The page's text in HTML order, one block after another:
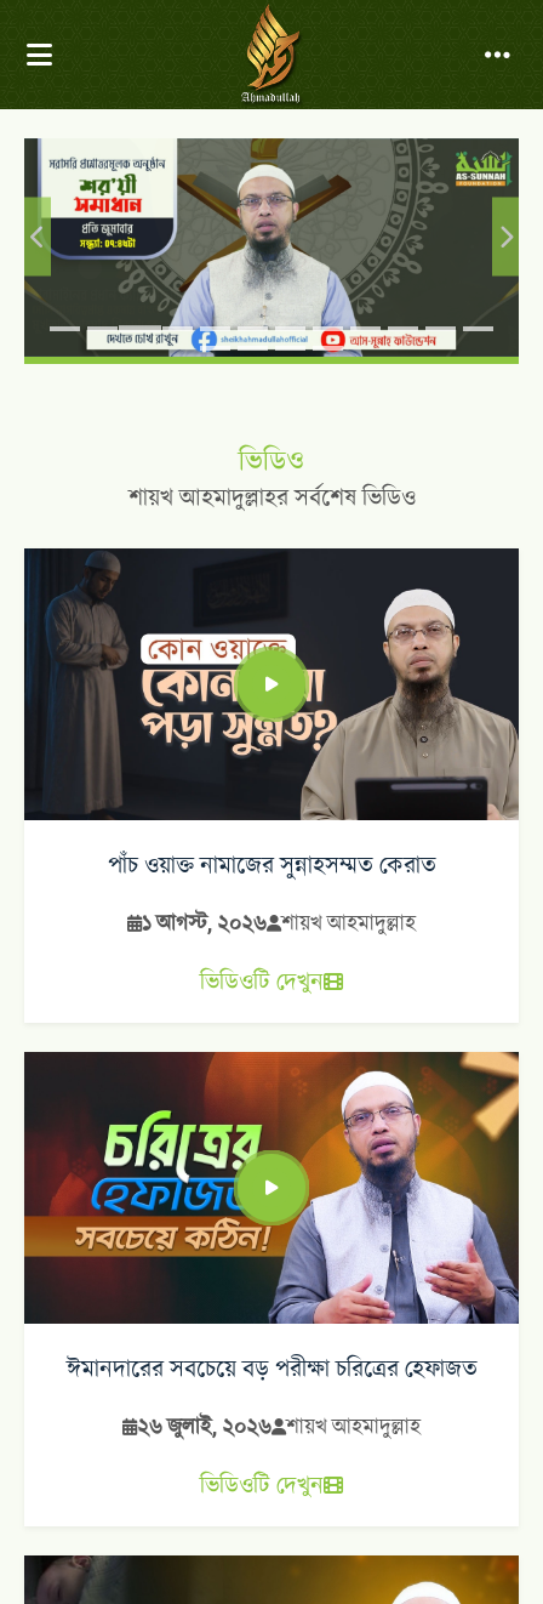
ভিডিও
শায়খ আহমাদুল্লাহর সর্বশেষ ভিডিও
পাঁচ ওয়াক্ত নামাজের সুন্নাহসম্মত কেরাত
১ আগস্ট, ২০২৬ শায়খ আহমাদুল্লাহ
ভিডিওটি দেখুন
ঈমানদারের সবচেয়ে বড় পরীক্ষা চরিত্রের হেফাজত
২৬ জুলাই, ২০২৬ শায়খ আহমাদুল্লাহ
ভিডিওটি দেখুন